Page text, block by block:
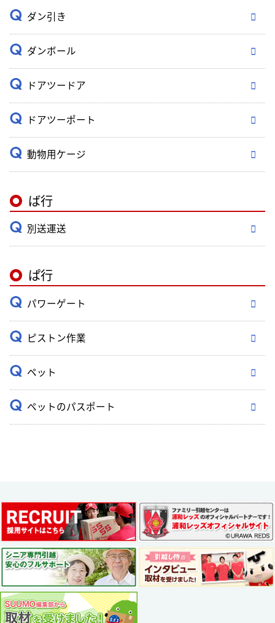
ダン引き
ダンボール
ドアツードア
ドアツーポート
動物用ケージ
ば行
別送運送
ぱ行
パワーゲート
ピストン作業
ペット
ペットのパスポート